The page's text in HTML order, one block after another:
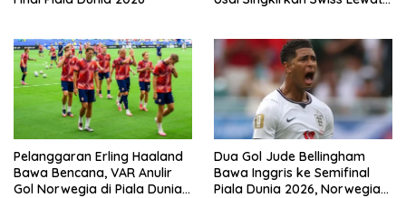
Pelanggaran Erling Haaland
Bawa Bencana, VAR Anulir
Gol Norwegia di Piala Dunia
Dua Gol Jude Bellingham
Bawa Inggris ke Semifinal
Piala Dunia 2026, Norwegia